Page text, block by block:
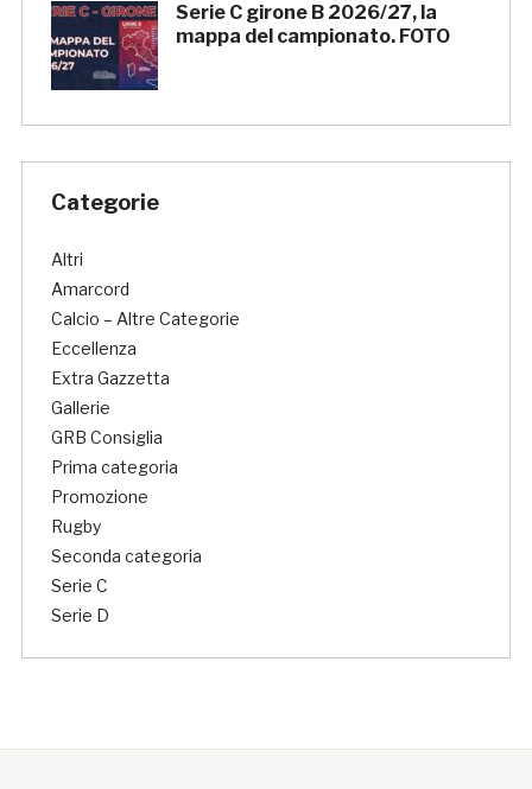
Serie C girone B 2026/27, la
mappa del campionato. FOTO
Categorie
Altri
Amarcord
Calcio – Altre Categorie
Eccellenza
Extra Gazzetta
Gallerie
GRB Consiglia
Prima categoria
Promozione
Rugby
Seconda categoria
Serie C
Serie D